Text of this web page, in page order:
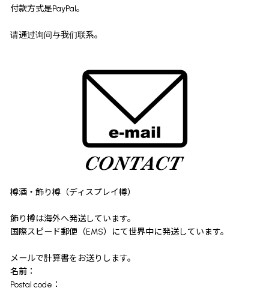
付款方式是PayPal。
请通过询问与我们联系。
樽酒・飾り樽（ディスプレイ樽）
飾り樽は海外へ発送しています。
国際スピード郵便（EMS）にて世界中に発送しています。
メールで計算書をお送りします。
名前：
Postal code：